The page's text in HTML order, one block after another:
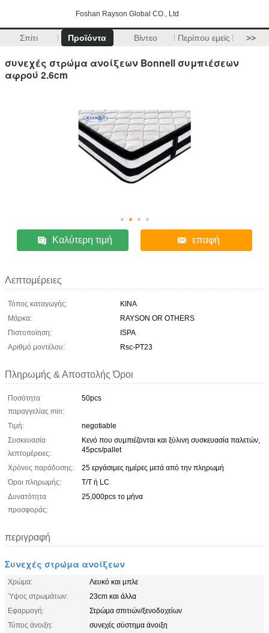
Foshan Rayson Global CO., Ltd
Σπίτι Προϊόντα Βίντεο Περίπου εμείς >>
συνεχές στρώμα ανοίξεων Bonnell συμπιέσεων
αφρού 2.6cm
Καλύτερη τιμή επαφή
Λεπτομέρειες
Τόπος καταγωγής:
ΚΙΝΑ
Μάρκα:
RAYSON OR OTHERS
Πιστοποίηση:
ISPA
Αριθμό μοντέλου:
Rsc-PT23
Πληρωμής & Αποστολής Όροι
Ποσότητα
παραγγελίας min:
50pcs
Τιμή:
negotiable
Συσκευασία
λεπτομέρειες:
Κενό που συμπιέζονται και ξύλινη συσκευασία παλετών,
45pcs/pallet
Χρόνος παράδοσης:
25 εργάσιμες ημέρες μετά από την πληρωμή
Όροι πληρωμής:
T/T ή LC
Δυνατότητα
προσφοράς:
25,000pcs το μήνα
περιγραφή
Συνεχές στρώμα ανοίξεων
Χρώμα:
Λευκό και μπλε
Ύψος στρωμάτων:
23cm και άλλα
Εφαρμογή:
Στρώμα σπιτιών/ξενοδοχείων
Τύπος άνοιξη:
συνεχές σύστημα άνοιξη